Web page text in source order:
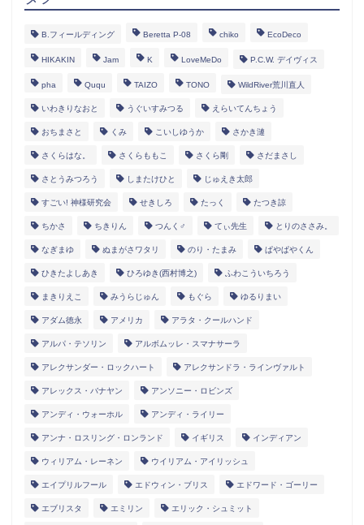
B.フィールディング Beretta P-08 chiko EcoDeco
HIKAKIN Jam K LoveMeDo P.C.W. デイヴィス
pha Ququ TAIZO TONO WildRiver荒川直人
いわきりなおと うぐいすみつる えらいてんちょう
おちまさと くみ こいしゆうか さかき漣
さくらはな。 さくらももこ さくら剛 さだまさし
さとうみつろう しまたけひと じゅえき太郎
すごい! 神様研究会 せきしろ たっく たつき諒
ちかさ ちきりん つんく♂ てぃ先生 とりのささみ。
なぎまゆ ぬまがさワタリ のり・たまみ ぱやぱやくん
ひきたよしあき ひろゆき(西村博之) ふわこういちろう
まきりえこ みうらじゅん もぐら ゆるりまい
アダム徳永 アメリカ アラタ・クールハンド
アルパ・テソリン アルボムッレ・スマナサーラ
アレクサンダー・ロックハート アレクサンドラ・ラインヴァルト
アレックス・バナヤン アンソニー・ロビンズ
アンディ・ウォーホル アンディ・ライリー
アンナ・ロスリング・ロンランド イギリス インディアン
ウィリアム・レーネン ウイリアム・アイリッシュ
エイプリルフール エドウィン・ブリス エドワード・ゴーリー
エブリスタ エミリン エリック・シュミット